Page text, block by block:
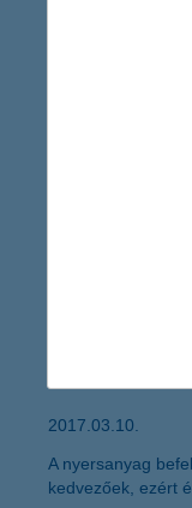
2017.03.10.
A nyersanyag
kedvezőek, ezért